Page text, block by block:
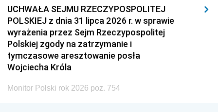
UCHWAŁA SEJMU RZECZYPOSPOLITEJ
POLSKIEJ z dnia 31 lipca 2026 r. w sprawie
wyrażenia przez Sejm Rzeczypospolitej
Polskiej zgody na zatrzymanie i
tymczasowe aresztowanie posła
Wojciecha Króla
Monitor Polski rok 2026 poz. 754